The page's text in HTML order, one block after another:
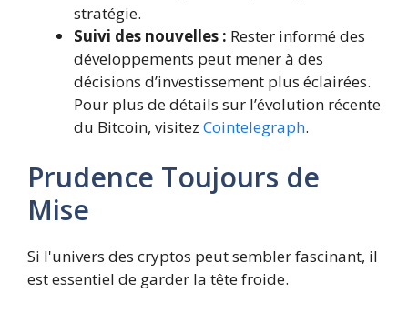
stratégie.
Suivi des nouvelles : Rester informé des
développements peut mener à des
décisions d’investissement plus éclairées.
Pour plus de détails sur l’évolution récente
du Bitcoin, visitez Cointelegraph.
Prudence Toujours de
Mise
Si l'univers des cryptos peut sembler fascinant, il
est essentiel de garder la tête froide.